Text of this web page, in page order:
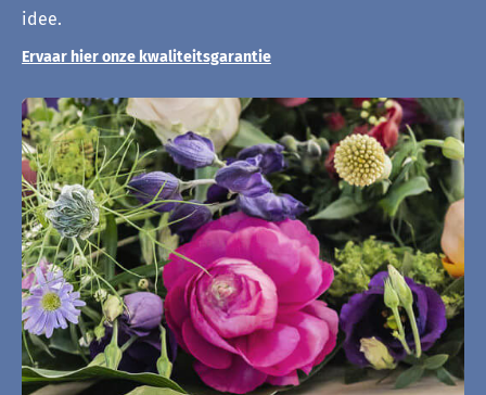
idee.
Ervaar hier onze kwaliteitsgarantie